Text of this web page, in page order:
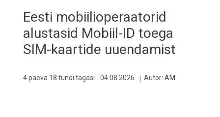
Eesti mobiilioperaatorid
alustasid Mobiil-ID toega
SIM-kaartide uuendamist
4 päeva 18 tundi tagasi - 04.08.2026 Autor: AM